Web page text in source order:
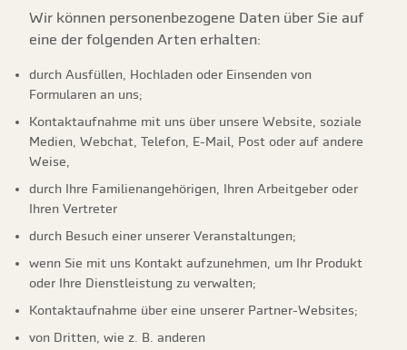
Wir können personenbezogene Daten über Sie auf
eine der folgenden Arten erhalten:
durch Ausfüllen, Hochladen oder Einsenden von
Formularen an uns;
Kontaktaufnahme mit uns über unsere Website, soziale
Medien, Webchat, Telefon, E-Mail, Post oder auf andere
Weise,
durch Ihre Familienangehörigen, Ihren Arbeitgeber oder
Ihren Vertreter
durch Besuch einer unserer Veranstaltungen;
wenn Sie mit uns Kontakt aufzunehmen, um Ihr Produkt
oder Ihre Dienstleistung zu verwalten;
Kontaktaufnahme über eine unserer Partner-Websites;
von Dritten, wie z. B. anderen